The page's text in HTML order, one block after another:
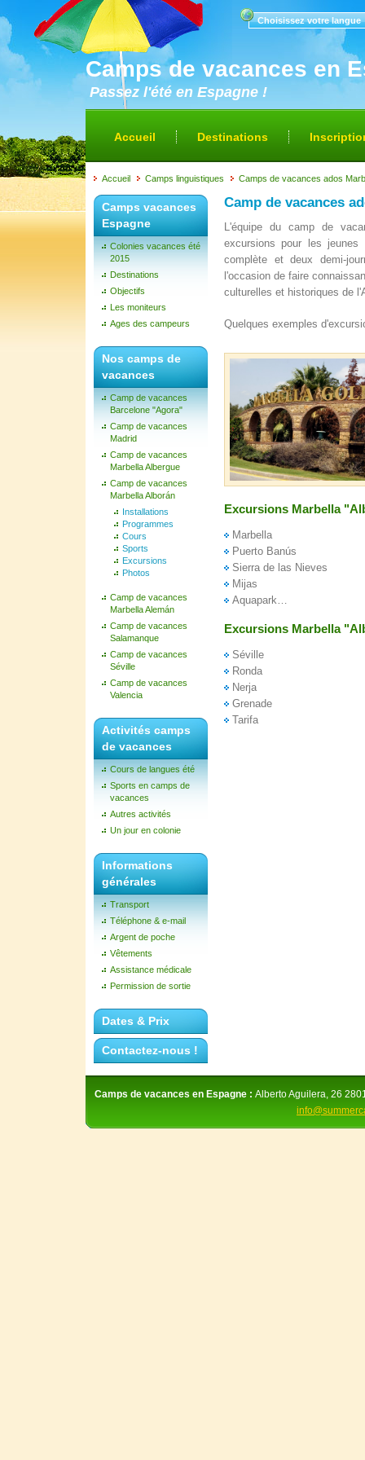
Camps de vacances en
Passez l'été en Espagne !
Choisissez votre langue
Accueil Destinations
Accueil Camps linguistiques Camps de vacances ados
Camps vacances
Espagne
Colonies vacances été
2015
Destinations
Objectifs
Les moniteurs
Ages des campeurs
Nos camps de
vacances
Camp de vacances
Barcelone "Agora"
Camp de vacances
Madrid
Camp de vacances
Marbella Albergue
Camp de vacances
Marbella Alborán
Installations
Programmes
Cours
Sports
Excursions
Photos
Camp de vacances
Marbella Alemán
Camp de vacances
Salamanque
Camp de vacances
Séville
Camp de vacances
Valencia
Activités camps
de vacances
Cours de langues été
Sports en camps de
vacances
Autres activités
Un jour en colonie
Informations
générales
Transport
Téléphone & e-mail
Argent de poche
Vêtements
Assistance médicale
Permission de sortie
Dates & Prix
Contactez-nous !
Camp de vacances
L'équipe du camp de
excursions pour les jeunes
complète et deux demi-
l'occasion de faire
culturelles et historiques de
Quelques exemples
Excursions Marbella
Marbella
Puerto Banús
Sierra de las Nieves
Mijas
Aquapark…
Excursions Marbella
Séville
Ronda
Nerja
Grenade
Tarifa
Camps de vacances en Espagne : Alberto Aguilera, 26